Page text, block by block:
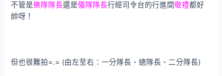
不管是樂隊隊長還是儀隊隊長行經司令台的行進間敬禮都好
帥呀！
但也很難拍=.= (由左至右：一分隊長、總隊長、二分隊長)